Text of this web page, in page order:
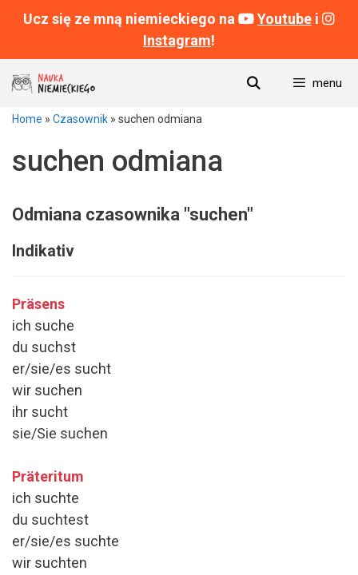
Ucz się ze mną niemieckiego na Youtube i
Instagram!
do
treści
menu
Home » Czasownik » suchen odmiana
suchen odmiana
Odmiana czasownika "suchen"
Indikativ
Präsens
ich suche
du suchst
er/sie/es sucht
wir suchen
ihr sucht
sie/Sie suchen
Präteritum
ich suchte
du suchtest
er/sie/es suchte
wir suchten